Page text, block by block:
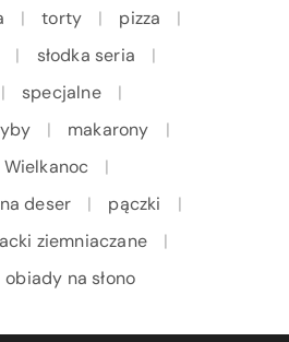
torty
pizza
słodka seria
specjalne
makarony
Wielkanoc
na deser
pączki
ziemniaczane
obiady na słono